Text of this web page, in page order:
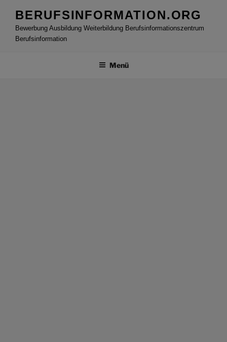
Inhalt
springen
BERUFSINFORMATION.ORG
Bewerbung Ausbildung Weiterbildung Berufsinformationszentrum
Berufsinformation
Menü